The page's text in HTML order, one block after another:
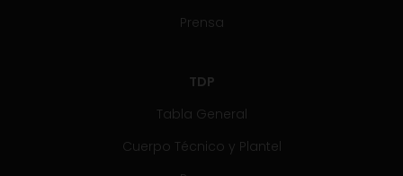
Prensa
TDP
Tabla General
Cuerpo Técnico y Plantel